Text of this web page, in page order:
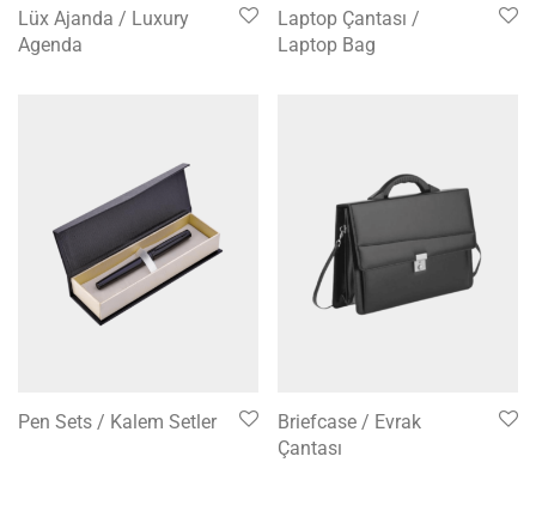
Lüx Ajanda / Luxury
Agenda
Laptop Çantası /
Laptop Bag
Pen Sets / Kalem Setler
Briefcase / Evrak
Çantası